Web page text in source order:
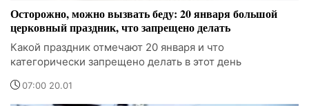
Осторожно, можно вызвать беду: 20 января большой
церковный праздник, что запрещено делать
Какой праздник отмечают 20 января и что
категорически запрещено делать в этот день
07:00 20.01